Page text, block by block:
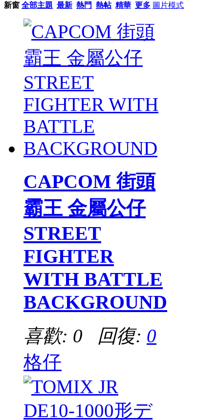
新窗 全部主題 最新 熱門 熱帖 精華 更多 圖片模式
CAPCOM 街頭
霸王 金屬公仔
STREET
FIGHTER
WITH BATTLE
BACKGROUND
喜歡: 0 回復: 0
格仔